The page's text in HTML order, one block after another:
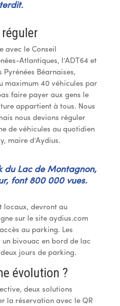
avec le Conseil
Atlantiques, l’ADT64 et
Pyrénées Béarnaises,
maximum 40 véhicules par
faire payer aux gens le
appartient à tous. Nous
nous devions réguler
de véhicules au quotidien
maire d’Aydius.
du Lac de Montagnon,
font 800 000 vues.
locaux, devront au
sur le site aydius.com
au parking. Les
bivouac en bord de lac
jours de parking.
évolution ?
deux solutions
la réservation avec le QR